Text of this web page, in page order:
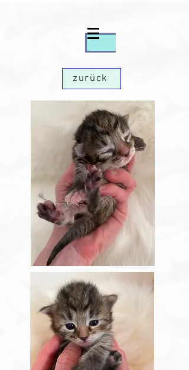
zurück